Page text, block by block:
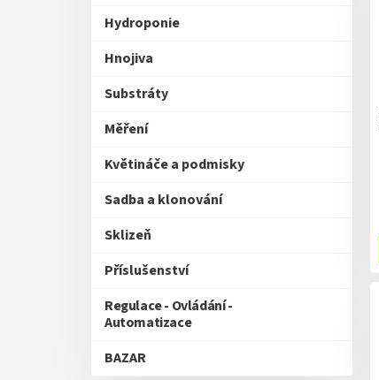
Hydroponie
Hnojiva
Substráty
Měření
Květináče a podmisky
Sadba a klonování
Sklizeň
Příslušenství
Regulace - Ovládání -
Automatizace
BAZAR